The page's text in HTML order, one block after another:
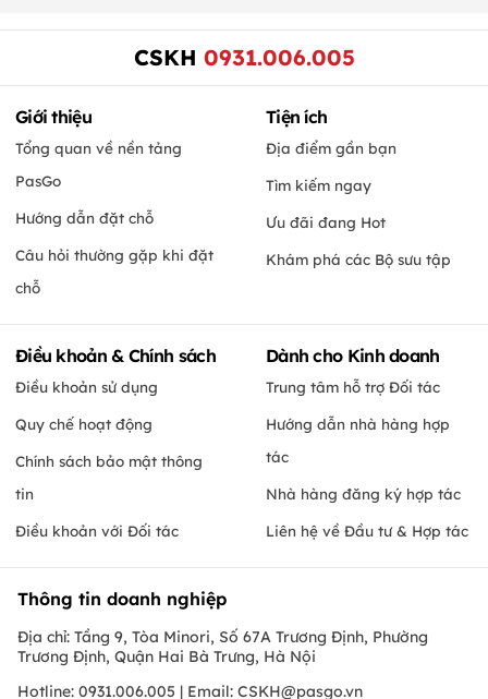
CSKH 0931.006.005
Giới thiệu
Tổng quan về nền tảng
PasGo
Hướng dẫn đặt chỗ
Câu hỏi thường gặp khi đặt
chỗ
Tiện ích
Địa điểm gần bạn
Tìm kiếm ngay
Ưu đãi đang Hot
Khám phá các Bộ sưu tập
Điều khoản & Chính sách
Điều khoản sử dụng
Quy chế hoạt động
Chính sách bảo mật thông
tin
Điều khoản với Đối tác
Dành cho Kinh doanh
Trung tâm hỗ trợ Đối tác
Hướng dẫn nhà hàng hợp
tác
Nhà hàng đăng ký hợp tác
Liên hệ về Đầu tư & Hợp tác
Thông tin doanh nghiệp
Địa chỉ: Tầng 9, Tòa Minori, Số 67A Trương Định, Phường
Trương Định, Quận Hai Bà Trưng, Hà Nội
Hotline: 0931.006.005 | Email: CSKH@pasgo.vn